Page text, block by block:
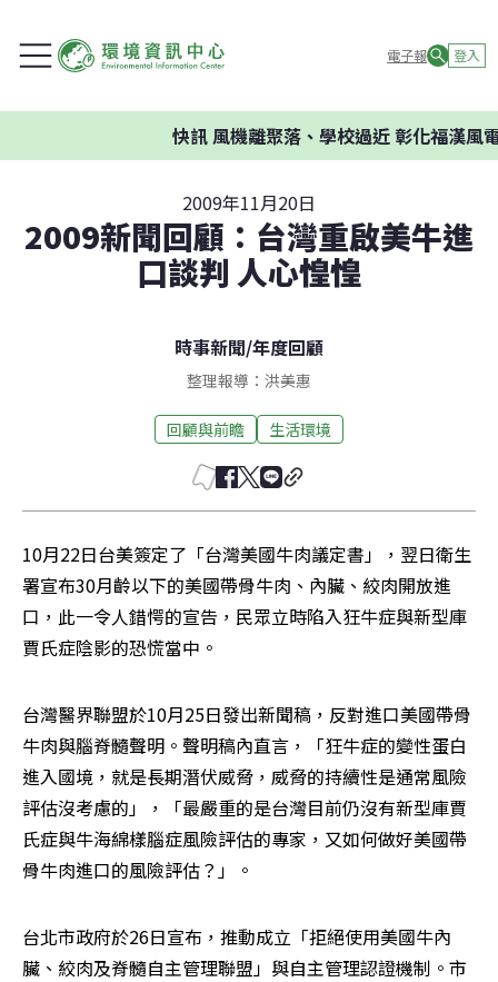
電子報 登入
快訊風機離聚落、學校過近 彰化福漢風電
2009年11月20日
2009新聞回顧：台灣重啟美牛進
口談判 人心惶惶
時事新聞/年度回顧
整理報導：洪美惠
回顧與前瞻 生活環境
10月22日台美簽定了「台灣美國牛肉議定書」，翌日衛生
署宣布30月齡以下的美國帶骨牛肉、內臟、絞肉開放進
口，此一令人錯愕的宣告，民眾立時陷入狂牛症與新型庫
賈氏症陰影的恐慌當中。
台灣醫界聯盟於10月25日發出新聞稿，反對進口美國帶骨
牛肉與腦脊髓聲明。聲明稿內直言，「狂牛症的變性蛋白
進入國境，就是長期潛伏威脅，威脅的持續性是通常風險
評估沒考慮的」，「最嚴重的是台灣目前仍沒有新型庫賈
氏症與牛海綿樣腦症風險評估的專家，又如何做好美國帶
骨牛肉進口的風險評估？」。
台北市政府於26日宣布，推動成立「拒絕使用美國牛內
臟、絞肉及脊髓自主管理聯盟」與自主管理認證機制。市